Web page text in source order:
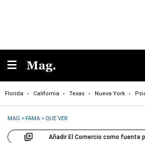
Florida California Texas Nueva York
MAG >FAMA > QUE VER
Añadir El Comercio como fuente